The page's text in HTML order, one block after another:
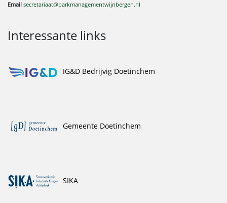
Email secretariaat@parkmanagementwijnbergen.nl
Interessante links
IG&D Bedrijvig Doetinchem
Gemeente Doetinchem
SIKA